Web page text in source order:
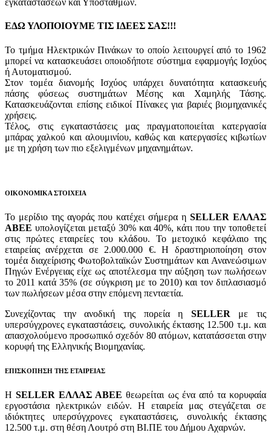
εγκαταστάσεων και Υποσταθμών.
ΕΔΩ ΥΛΟΠΟΙΟΥΜΕ ΤΙΣ ΙΔΕΕΣ ΣΑΣ!!!
Το τμήμα Ηλεκτρικών Πινάκων το οποίο λειτουργεί από το 1962
μπορεί να κατασκευάσει οποιοδήποτε σύστημα εφαρμογής Ισχύος
ή Αυτοματισμού.
Στον τομέα διανομής Ισχύος υπάρχει δυνατότητα κατασκευής
πάσης φύσεως συστημάτων Μέσης και Χαμηλής Τάσης.
Κατασκευάζονται επίσης ειδικοί Πίνακες για βαριές βιομηχανικές
χρήσεις.
Τέλος, στις εγκαταστάσεις μας πραγματοποιείται κατεργασία
μπάρας χαλκού και αλουμινίου, καθώς και κατεργασίες κιβωτίων
με τη χρήση των πιο εξελιγμένων μηχανημάτων.
ΟΙΚΟΝΟΜΙΚΑ ΣΤΟΙΧΕΙΑ
Το μερίδιο της αγοράς που κατέχει σήμερα η SELLER ΕΛΛΑΣ
ΑΒΕΕ υπολογίζεται μεταξύ 30% και 40%, κάτι που την τοποθετεί
στις πρώτες εταιρείες του κλάδου. Το μετοχικό κεφάλαιο της
εταιρείας ανέρχεται σε 2.000.000 €. Η δραστηριοποίηση στον
τομέα διαχείρισης Φωτοβολταϊκών Συστημάτων και Ανανεώσιμων
Πηγών Ενέργειας είχε ως αποτέλεσμα την αύξηση των πωλήσεων
το 2011 κατά 35% (σε σύγκριση με το 2010) και τον διπλασιασμό
των πωλήσεων μέσα στην επόμενη πενταετία.
Συνεχίζοντας την ανοδική της πορεία η SELLER με τις
υπερσύγχρονες εγκαταστάσεις, συνολικής έκτασης 12.500 τ.μ. και
απασχολούμενο προσωπικό σχεδόν 80 ατόμων, κατατάσσεται στην
κορυφή της Ελληνικής Βιομηχανίας.
ΕΠΙΣΚΟΠΗΣΗ ΤΗΣ ΕΤΑΙΡΕΙΑΣ
ΗSELLER ΕΛΛΑΣ ΑΒΕΕ θεωρείται ως ένα από τα κορυφαία
εργοστάσια ηλεκτρικών ειδών. Η εταιρεία μας στεγάζεται σε
ιδιόκτητες υπερσύγχρονες εγκαταστάσεις, συνολικής έκτασης
12.500 τ.μ. στη θέση Λουτρό στη ΒΙ.ΠΕ του Δήμου Αχαρνών.